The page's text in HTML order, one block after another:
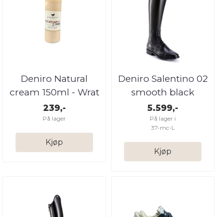
Deniro Natural
cream 150ml - Wrat
leather
239,-
På lager
Kjøp
Deniro Salentino 02
smooth black
5.599,-
På lager i
37-mc-L
Kjøp